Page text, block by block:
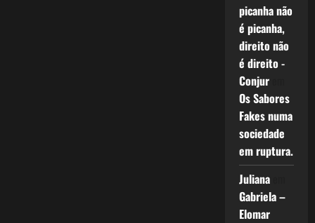
picanha não
é picanha,
direito não
é direito -
Conjurem
Os Sabores
Fakes numa
sociedade
em ruptura.
Julianaem
Gabriela –
Elomar